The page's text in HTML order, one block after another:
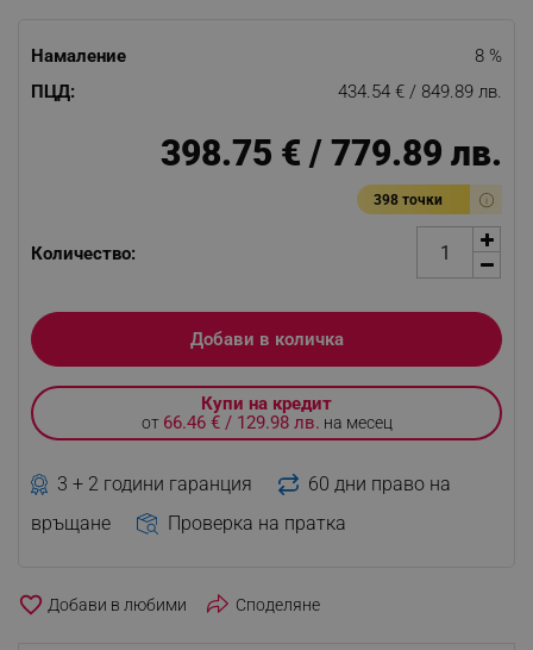
Намаление
8 %
ПЦД:
434.54 € / 849.89 лв.
398.75 € / 779.89 лв.
398 точки
Количество:
Добави в количка
Купи на кредит
от 66.46 € / 129.98 лв. на месец
3 + 2 години гаранция
60 дни право на
връщане
Проверка на пратка
favorite_border Споделяне